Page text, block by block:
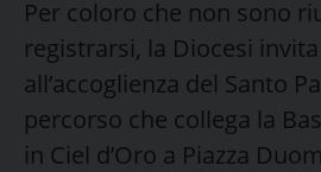
Per coloro che non sono
registrarsi, la Diocesi
all’accoglienza del Santo
percorso che collega la
in Ciel d’Oro a Piazza